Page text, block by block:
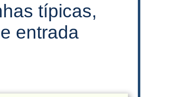
típicas,
entrada